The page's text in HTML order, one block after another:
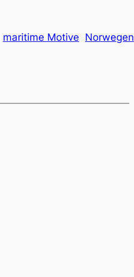
maritime Motive Norwegen